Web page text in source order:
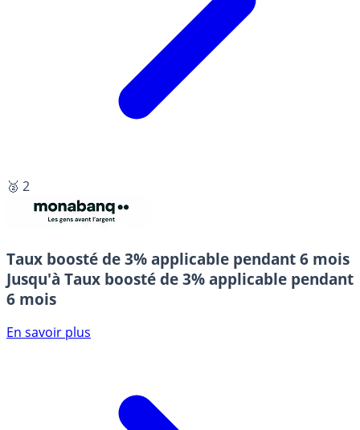
🥈 2
Taux boosté de 3% applicable pendant 6 mois
Jusqu'à Taux boosté de 3% applicable pendant
6 mois
En savoir plus